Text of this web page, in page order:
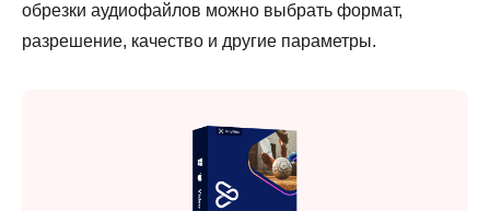
обрезки аудиофайлов можно выбрать формат,
разрешение, качество и другие параметры.